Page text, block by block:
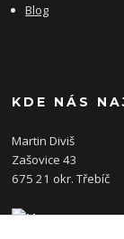
Blog
KDE NÁS
Martin Diviš
Zašovice 43
675 21 okr. Třebíč